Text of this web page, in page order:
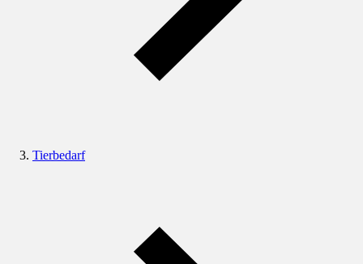
Tierbedarf